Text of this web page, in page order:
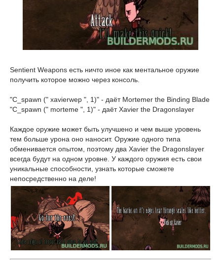
Sentient Weapons есть ничто иное как ментальное оружие
получить которое можно через консоль.
"C_spawn (" xavierwep ", 1)" - даёт Mortemer the Binding Blade
"C_spawn (" morteme ", 1)" - даёт Xavier the Dragonslayer
Каждое оружие может быть улучшено и чем выше уровень
тем больше урона оно наносит. Оружие одного типа
обменивается опытом, поэтому два Xavier the Dragonslayer
всегда будут на одном уровне. У каждого оружия есть свои
уникальные способности, узнать которые сможете
непосредственно на деле!